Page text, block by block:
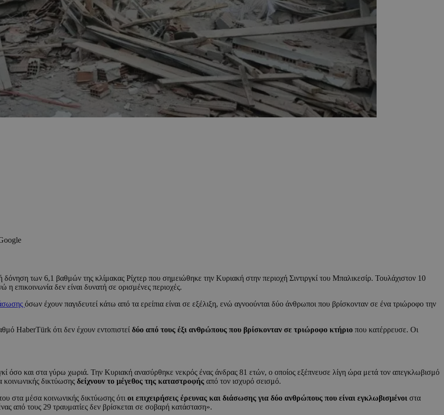
δόνηση των 6,1 βαθμών της κλίμακας Ρίχτερ που σημειώθηκε την Κυριακή στην περιοχή Σιντιργκί του Μπαλικεσίρ. Τουλάχιστον 10
η επικοινωνία δεν είναι δυνατή σε ορισμένες περιοχές.
όσων έχουν παγιδευτεί κάτω από τα ερείπια είναι σε εξέλιξη, ενώ αγνοούνται δύο άνθρωποι που βρίσκονταν σε ένα τριώροφο την
HaberTürk ότι δεν έχουν εντοπιστεί δύο από τους έξι ανθρώπους που βρίσκονταν σε τριώροφο κτήριο που κατέρρευσε. Οι
όσο και στα γύρω χωριά. Την Κυριακή ανασύρθηκε νεκρός ένας άνδρας 81 ετών, ο οποίος εξέπνευσε λίγη ώρα μετά τον απεγκλωβισμό
κοινωνικής δικτύωσης δείχνουν το μέγεθος της καταστροφής από τον ισχυρό σεισμό.
στα μέσα κοινωνικής δικτύωσης ότι οι επιχειρήσεις έρευνας και διάσωσης για δύο ανθρώπους που είναι εγκλωβισμένοι στα
από τους 29 τραυματίες δεν βρίσκεται σε σοβαρή κατάσταση».